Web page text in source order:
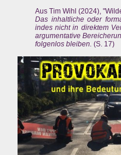
Aus Tim Wihl (2024),
Das inhaltliche oder
indes nicht in direktem
argumentative
folgenlos bleiben. (S. 17)